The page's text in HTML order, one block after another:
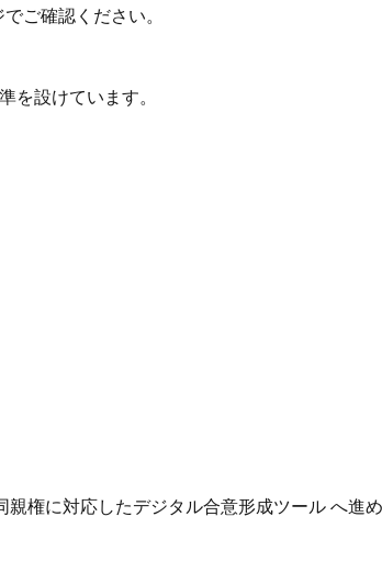
ご確認ください。
を設けています。
権に対応したデジタル合意形成ツール へ進